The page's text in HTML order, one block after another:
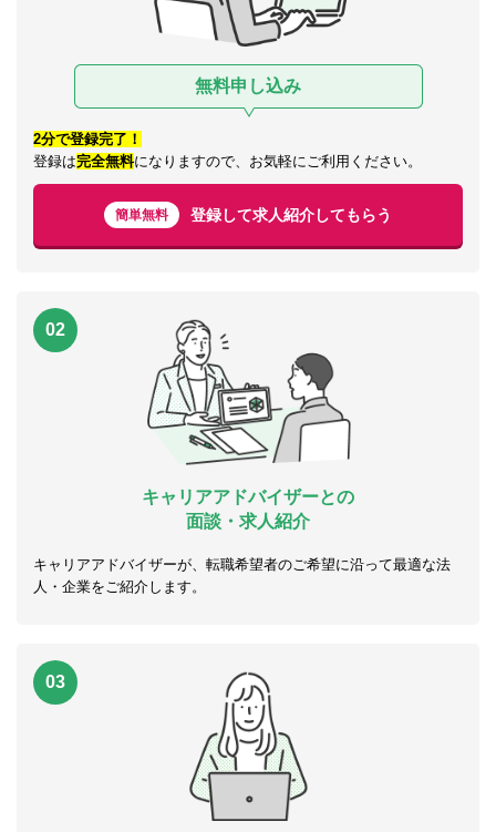
無料申し込み
2分で登録完了！
登録は完全無料になりますので、お気軽にご利用ください。
簡単無料 登録して求人紹介してもらう
02
キャリアアドバイザーとの
面談・求人紹介
キャリアアドバイザーが、転職希望者のご希望に沿って最適な法
人・企業をご紹介します。
03